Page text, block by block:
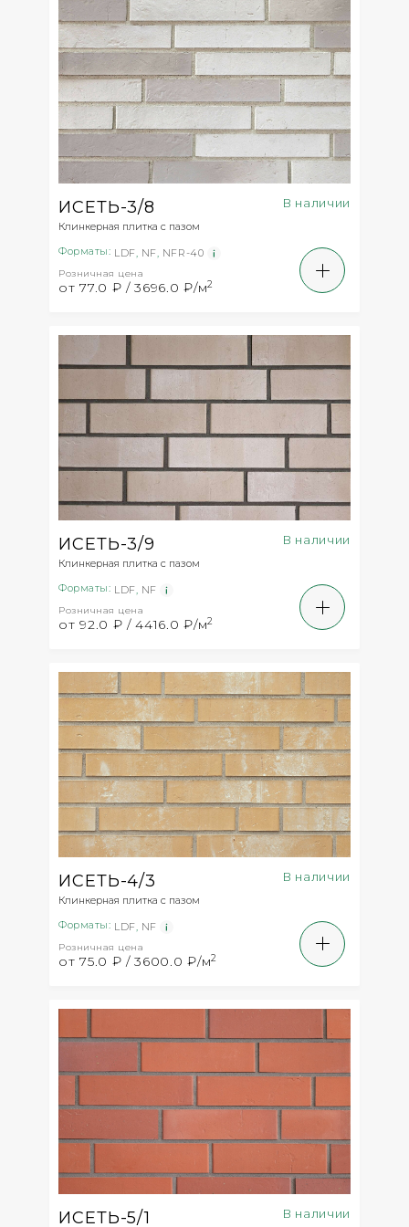
ИСЕТЬ-3/8
Клинкерная плитка с пазом
В наличии
Форматы: LDF, NF, NFR-40
Розничная цена
от 77.0 ₽ / 3696.0 ₽/м2
ИСЕТЬ-3/9
Клинкерная плитка с пазом
В наличии
Форматы: LDF, NF
Розничная цена
от 92.0 ₽ / 4416.0 ₽/м2
ИСЕТЬ-4/3
Клинкерная плитка с пазом
В наличии
Форматы: LDF, NF
Розничная цена
от 75.0 ₽ / 3600.0 ₽/м2
ИСЕТЬ-5/1 В наличии